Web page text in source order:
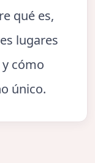
qué es,
lugares
cómo
único.